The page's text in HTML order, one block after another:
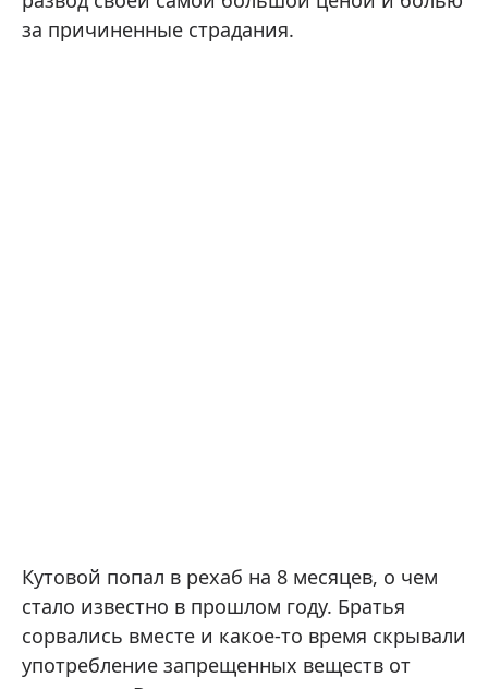
за причиненные страдания.
Кутовой попал в рехаб на 8 месяцев, о чем
стало известно в прошлом году. Братья
сорвались вместе и какое-то время скрывали
употребление запрещенных веществ от